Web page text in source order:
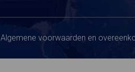
Algemene voorwaarden en